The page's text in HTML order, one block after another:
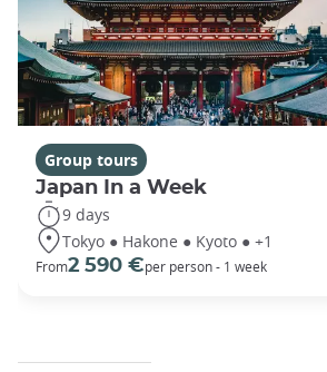
Group tours
Japan In a Week
9 days
Tokyo ● Hakone ● Kyoto ● +1
From2 590 €per person - 1 week